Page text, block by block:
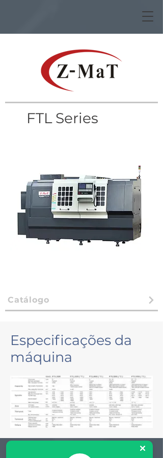
FTL Series
Catálogo
Especificações da
máquina